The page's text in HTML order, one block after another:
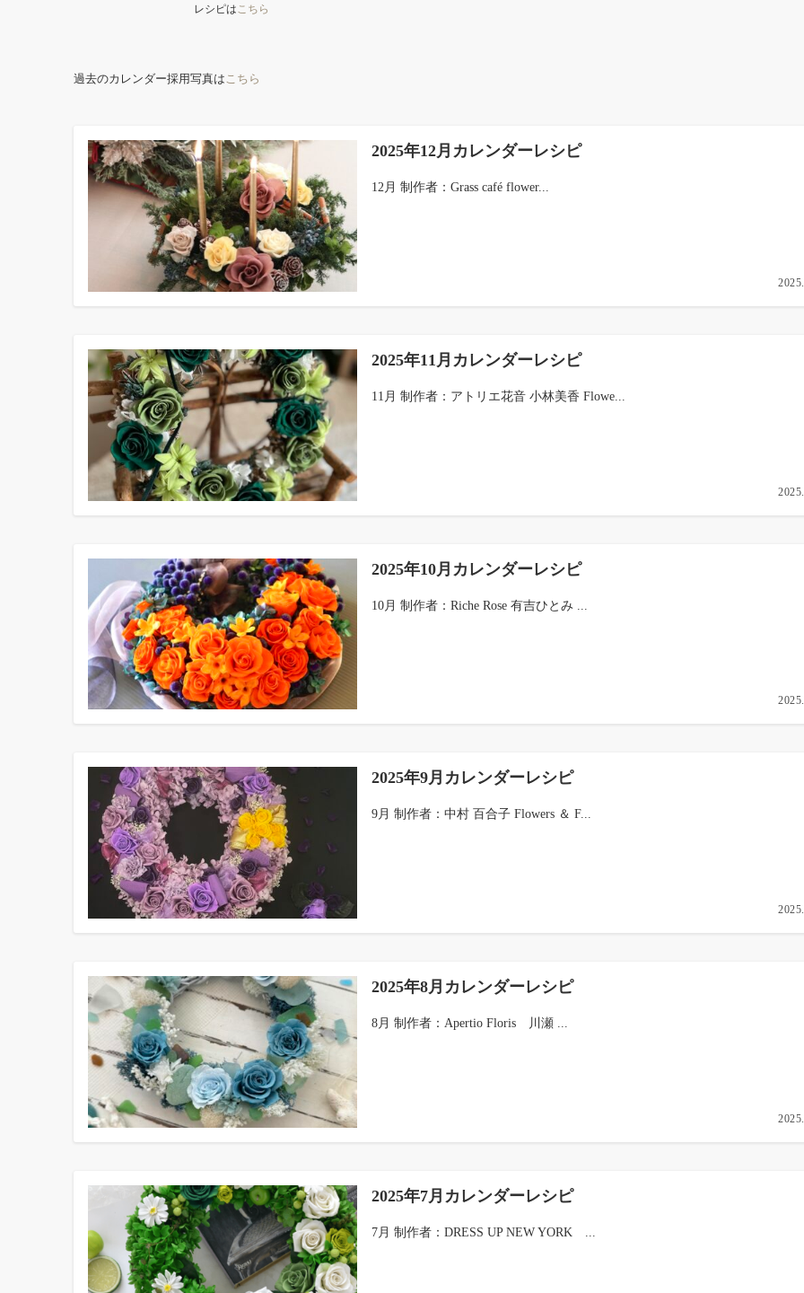
レシピはこちら
過去のカレンダー採用写真はこちら
2025年12月カレンダーレシピ
12月 制作者：Grass café flower...
2025年11月カレンダーレシピ
11月 制作者：アトリエ花音 小林美香 Flowe...
2025年10月カレンダーレシピ
10月 制作者：Riche Rose 有吉ひとみ ...
2025年9月カレンダーレシピ
9月 制作者：中村 百合子 Flowers ＆ F...
2025年8月カレンダーレシピ
8月 制作者：Apertio Floris 川瀬 ...
2025年7月カレンダーレシピ
7月 制作者：DRESS UP NEW YORK ...